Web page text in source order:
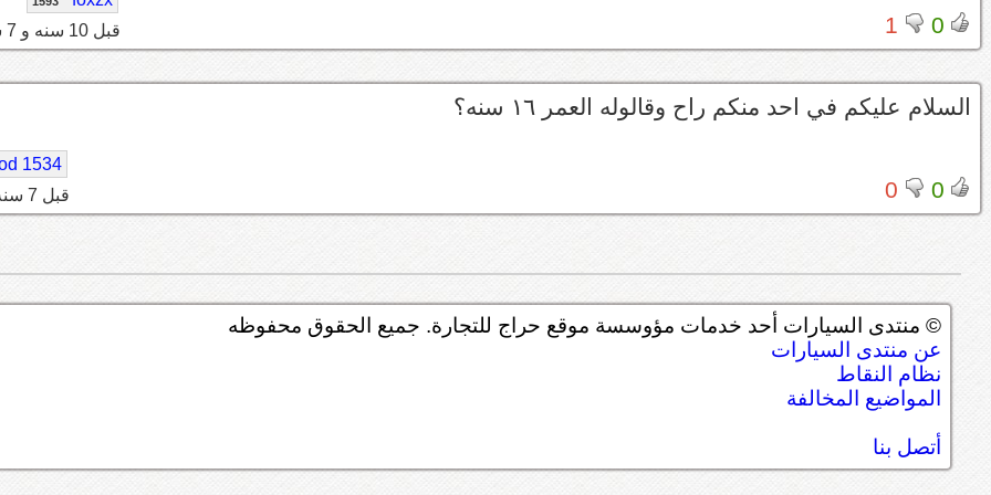
0
1 قبل 10 سنه و 7 شهر
السلام عليكم في احد منكم راح وقالوله العمر ١٦ سنه؟
0
0
1534
قبل 7 سنه
© منتدى السيارات أحد خدمات مؤوسسة موقع حراج للتجارة. جميع الحقوق محفوظه
عن منتدى السيارات
نظام النقاط
المواضيع المخالفة
أتصل بنا